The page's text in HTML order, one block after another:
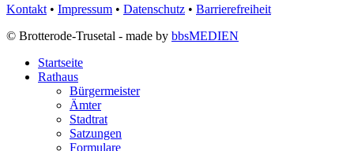
Kontakt • Impressum • Datenschutz • Barrierefreiheit
© Brotterode-Trusetal - made by bbsMEDIEN
Startseite
Rathaus
Bürgermeister
Ämter
Stadtrat
Satzungen
Formulare